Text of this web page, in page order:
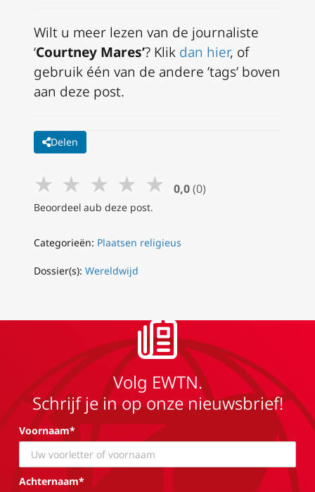
Wilt u meer lezen van de journaliste
‘Courtney Mares’? Klik dan hier, of
gebruik één van de andere ’tags’ boven
aan deze post.
Delen
★ ★ ★ ★ ★ 0,0 (0)
Beoordeel aub deze post.
Categorieën: Plaatsen religieus
Dossier(s): Wereldwijd
Volg EWTN.
Schrijf je in op onze nieuwsbrief!
Voornaam*
Achternaam*